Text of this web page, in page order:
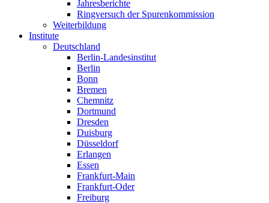
Jahresberichte
Ringversuch der Spurenkommission
Weiterbildung
Institute
Deutschland
Berlin-Landesinstitut
Berlin
Bonn
Bremen
Chemnitz
Dortmund
Dresden
Duisburg
Düsseldorf
Erlangen
Essen
Frankfurt-Main
Frankfurt-Oder
Freiburg